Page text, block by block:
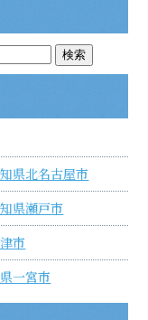
県北名古屋市
県瀬戸市
市
一宮市